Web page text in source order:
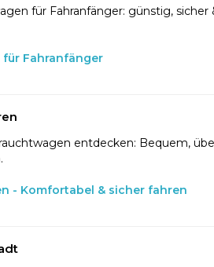
für Fahranfänger: günstig,
Fahranfänger
entdecken: Bequem,
- Komfortabel & sicher fahren